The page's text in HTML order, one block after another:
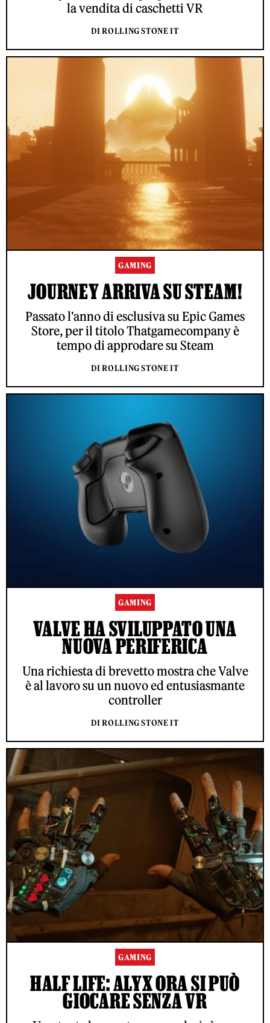
la vendita di caschetti VR
DI ROLLING STONE IT
GAMING
JOURNEY ARRIVA SU STEAM!
Passato l'anno di esclusiva su Epic Games
Store, per il titolo Thatgamecompany è
tempo di approdare su Steam
DI ROLLING STONE IT
GAMING
VALVE HA SVILUPPATO UNA
NUOVA PERIFERICA
Una richiesta di brevetto mostra che Valve
è al lavoro su un nuovo ed entusiasmante
controller
DI ROLLING STONE IT
GAMING
HALF LIFE: ALYX ORA SI PUÒ
GIOCARE SENZA VR